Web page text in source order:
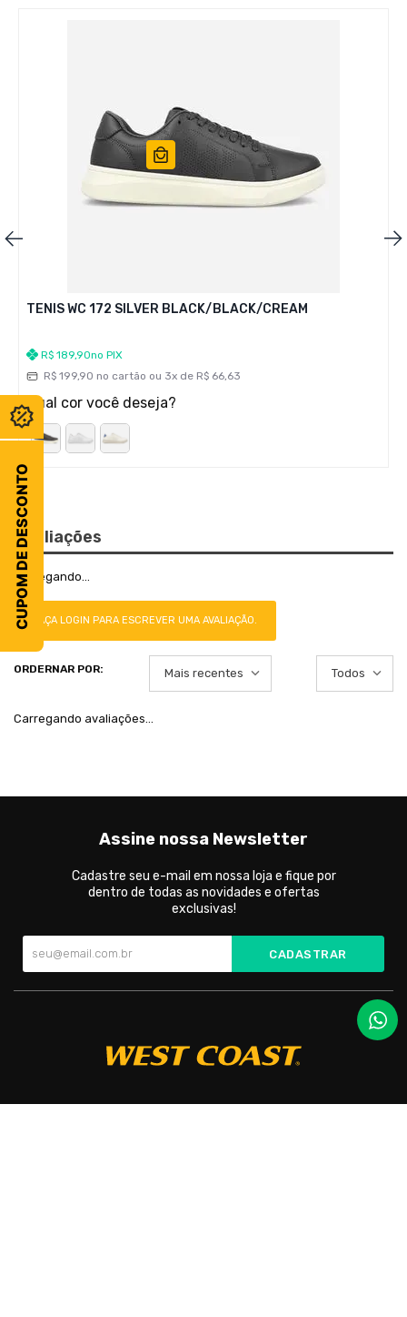
CUPOM DE DESCONTO
TENIS WC 172 SILVER BLACK/BLACK/CREAM
R$ 189,90no PIX
R$ 199,90 no cartão ou 3x de R$ 66,63
Qual cor você deseja?
Avaliações
Carregando…
FAÇA LOGIN PARA ESCREVER UMA AVALIAÇÃO.
Mais recentes Todos
Carregando avaliações…
Assine nossa Newsletter
Cadastre seu e-mail em nossa loja e fique por
dentro de todas as novidades e ofertas
exclusivas!
CADASTRAR